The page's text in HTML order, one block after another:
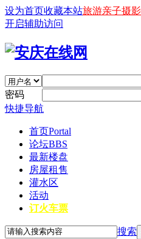
设为首页收藏本站旅游亲子摄影
开启辅助访问
密码
快捷导航
首页Portal
论坛BBS
最新楼盘
房屋租售
灌水区
活动
订火车票
搜索